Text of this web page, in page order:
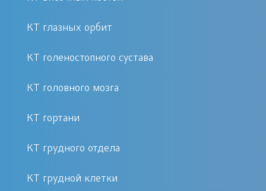
КТ сосудов головы рекомендуется
патологии:
сосудов головного мозга.
Подозрение на инсульт.
происхождения.
КТ глазных орбит
КТ голеностопного сустава
КТ головного мозга
КТ гортани
КТ грудного отдела
КТ грудной клетки